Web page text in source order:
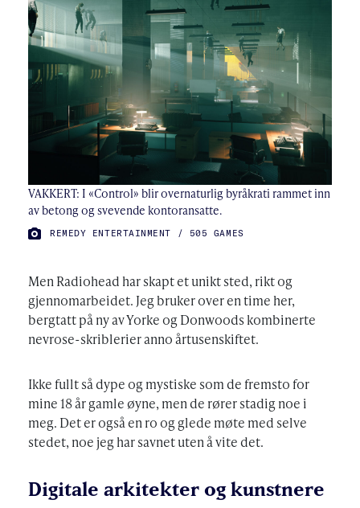
VAKKERT: I «Control» blir overnaturlig byråkrati rammet inn
av betong og svevende kontoransatte.
FOTO:
REMEDY ENTERTAINMENT / 505 GAMES
Men Radiohead har skapt et unikt sted, rikt og
gjennomarbeidet. Jeg bruker over en time her,
bergtatt på ny av Yorke og Donwoods kombinerte
nevrose-skriblerier anno årtusenskiftet.
Ikke fullt så dype og mystiske som de fremsto for
mine 18 år gamle øyne, men de rører stadig noe i
meg. Det er også en ro og glede møte med selve
stedet, noe jeg har savnet uten å vite det.
Digitale arkitekter og kunstnere